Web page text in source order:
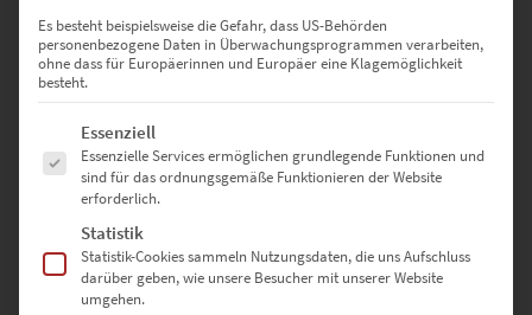
Alle begrenzenden Linien bekennen sich zur identischen Länge bei
einem Leinwandbild, das quadratisch ist. Die Formatierung
erscheint dadurch neutral und erwartet keine Aufmerksamkeit.
Entdeckungen stecken. Unsere Wandbilder, die beispielsweise
Stadtmotive als Planeten darstellen, begeistern mit der:
unkonventionellen Fototechnik
dreidimensionalen Anmutung
detailreichen Lebhaftigkeit urbaner Settings
Auf die vielzähligen Impressionen können sich die Augen einlassen,
weil der weitgehend einfarbige Hintergrund und quadratische
Es besteht beispielsweise die Gefahr, dass US-Behörden
personenbezogene Daten in Überwachungsprogrammen verarbeiten,
ohne dass für Europäerinnen und Europäer eine Klagemöglichkeit
besteht.
Es folgt eine Liste der Service-Gruppen, für die eine Einwilligung
Essenziell
Essenzielle Services ermöglichen grundlegende Funktionen und
sind für das ordnungsgemäße Funktionieren der Website
erforderlich.
Statistik
Statistik-Cookies sammeln Nutzungsdaten, die uns Aufschluss
darüber geben, wie unsere Besucher mit unserer Website
umgehen.